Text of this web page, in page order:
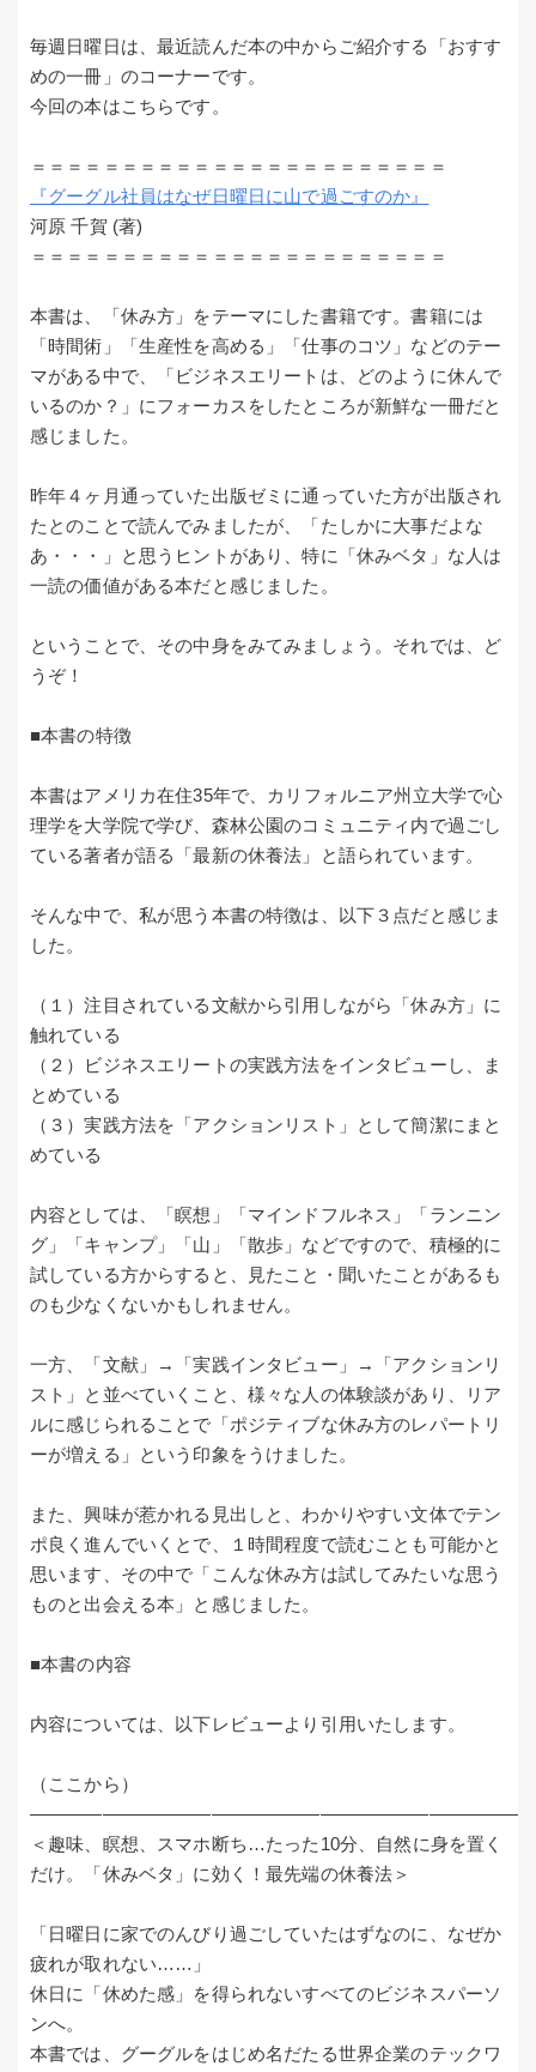
毎週日曜日は、最近読んだ本の中からご紹介する「おすす
めの一冊」のコーナーです。
今回の本はこちらです。
＝＝＝＝＝＝＝＝＝＝＝＝＝＝＝＝＝＝＝＝＝＝＝
『グーグル社員はなぜ日曜日に山で過ごすのか』
河原 千賀 (著)
＝＝＝＝＝＝＝＝＝＝＝＝＝＝＝＝＝＝＝＝＝＝＝
本書は、「休み方」をテーマにした書籍です。書籍には
「時間術」「生産性を高める」「仕事のコツ」などのテー
マがある中で、「ビジネスエリートは、どのように休んで
いるのか？」にフォーカスをしたところが新鮮な一冊だと
感じました。
昨年４ヶ月通っていた出版ゼミに通っていた方が出版され
たとのことで読んでみましたが、「たしかに大事だよな
あ・・・」と思うヒントがあり、特に「休みベタ」な人は
一読の価値がある本だと感じました。
ということで、その中身をみてみましょう。それでは、ど
うぞ！
■本書の特徴
本書はアメリカ在住35年で、カリフォルニア州立大学で心
理学を大学院で学び、森林公園のコミュニティ内で過ごし
ている著者が語る「最新の休養法」と語られています。
そんな中で、私が思う本書の特徴は、以下３点だと感じま
した。
（１）注目されている文献から引用しながら「休み方」に
触れている
（２）ビジネスエリートの実践方法をインタビューし、ま
とめている
（３）実践方法を「アクションリスト」として簡潔にまと
めている
内容としては、「瞑想」「マインドフルネス」「ランニン
グ」「キャンプ」「山」「散歩」などですので、積極的に
試している方からすると、見たこと・聞いたことがあるも
のも少なくないかもしれません。
一方、「文献」→「実践インタビュー」→「アクションリ
スト」と並べていくこと、様々な人の体験談があり、リア
ルに感じられることで「ポジティブな休み方のレパートリ
ーが増える」という印象をうけました。
また、興味が惹かれる見出しと、わかりやすい文体でテン
ポ良く進んでいくとで、１時間程度で読むことも可能かと
思います、その中で「こんな休み方は試してみたいな思う
ものと出会える本」と感じました。
■本書の内容
内容については、以下レビューより引用いたします。
（ここから）
＜趣味、瞑想、スマホ断ち…たった10分、自然に身を置く
だけ。「休みベタ」に効く！最先端の休養法＞
「日曜日に家でのんびり過ごしていたはずなのに、なぜか
疲れが取れない……」
休日に「休めた感」を得られないすべてのビジネスパーソ
ンへ。
本書では、グーグルをはじめ名だたる世界企業のテックワ